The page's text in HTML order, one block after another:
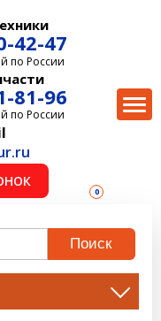
42-47
по России
81-96
по России
0
Поиск